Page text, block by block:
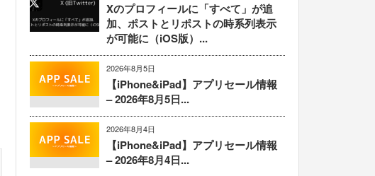
Xのプロフィールに「すべて」が追
加、ポストとリポストの時系列表示
が可能に（iOS版）...
2026年8月5日
【iPhone&iPad】アプリセール情報
– 2026年8月5日...
2026年8月4日
【iPhone&iPad】アプリセール情報
– 2026年8月4日...